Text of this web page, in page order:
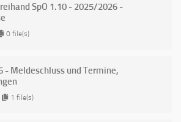
SpO 1.10 - 2025/2026 -
0 file(s)
- Meldeschluss und Termine,
1 file(s)